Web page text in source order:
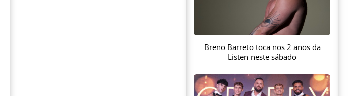
Breno Barreto toca nos 2 anos da
Listen neste sábado